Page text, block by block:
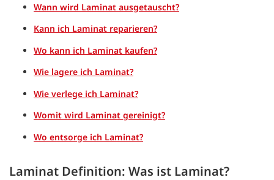
Wann wird Laminat ausgetauscht?
Kann ich Laminat reparieren?
Wo kann ich Laminat kaufen?
Wie lagere ich Laminat?
Wie verlege ich Laminat?
Womit wird Laminat gereinigt?
Wo entsorge ich Laminat?
Laminat Definition: Was ist Laminat?